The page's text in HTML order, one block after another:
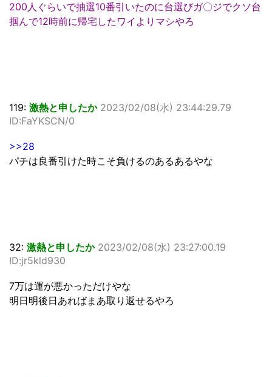
200人ぐらいで抽選10番引いたのに台選びガ〇ジでクソ台
掴んで12時前に帰宅したワイよりマシやろ
119: 激熱と申したか 2023/02/08(水) 23:44:29.79
ID:FaYKSCN/0
>>28
パチは良番引けた時こそ負けるのあるあるやな
32: 激熱と申したか 2023/02/08(水) 23:27:00.19
ID:jr5kld930
7万は運が悪かっただけやな
明日明後日あればまあ取り返せるやろ